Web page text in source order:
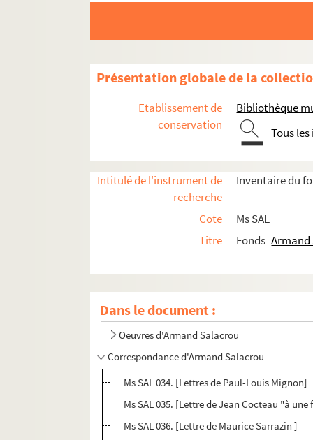
Présentation globale de la
Etablissement de
conservation
Bibliothèque
Tous
Intitulé de l'instrument de
recherche
Inventaire du
Cote
Ms SAL
Titre
Fonds
Dans le document :
Oeuvres d'Armand Salacrou
Correspondance d'Armand Salacrou
Ms SAL 034. [Lettres de Paul-Louis Mignon]
Ms SAL 035. [Lettre de Jean Cocteau "à
Ms SAL 036. [Lettre de Maurice Sarrazin ]